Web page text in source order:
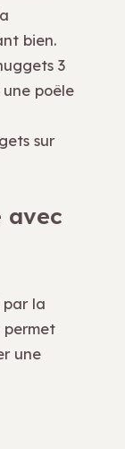
bien.
3
poêle
sur
avec
par la
permet
une